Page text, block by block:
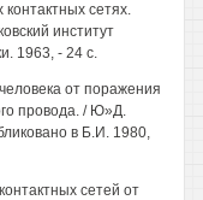
сетях.
институт
1963, - 24 с.
от поражения
провода. / Ю»Д.
в Б.И. 1980,
сетей от